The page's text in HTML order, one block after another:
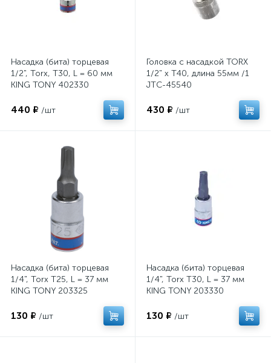
Насадка (бита) торцевая
1/2", Torx, T30, L = 60 мм
KING TONY 402330
440 ₽ /шт
Головка с насадкой TORX
1/2" х T40, длина 55мм /1
JTC-45540
430 ₽ /шт
Насадка (бита) торцевая
1/4", Torx T25, L = 37 мм
KING TONY 203325
130 ₽ /шт
Насадка (бита) торцевая
1/4", Torx T30, L = 37 мм
KING TONY 203330
130 ₽ /шт